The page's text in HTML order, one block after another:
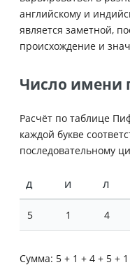
английскому и
является заметной,
происхождение и
Число имени
Расчёт по таблице
каждой букве
последовательному
Д И Л
5 1 4
Сумма: 5 + 1 + 4 + 5 +